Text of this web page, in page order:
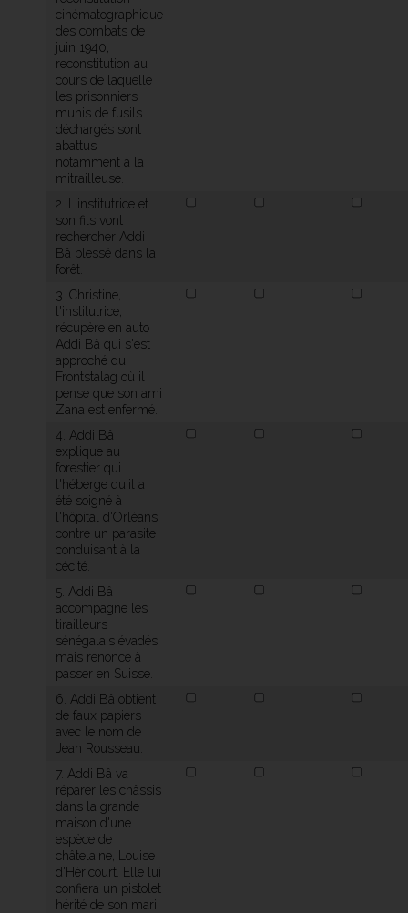
cinématographique
des combats de
juin 1940,
reconstitution au
cours de laquelle
les prisonniers
munis de fusils
déchargés sont
abattus
notamment à la
mitrailleuse.
2. L'institutrice et
son fils vont
rechercher Addi
Bâ blessé dans la
forêt.
3. Christine,
l'institutrice,
récupère en auto
Addi Bâ qui s'est
approché du
Frontstalag où il
pense que son ami
Zana est enfermé.
4. Addi Bâ
explique au
forestier qui
l'héberge qu'il a
été soigné à
l'hôpital d'Orléans
contre un parasite
conduisant à la
cécité.
5. Addi Bâ
accompagne les
tirailleurs
sénégalais évadés
mais renonce à
passer en Suisse.
6. Addi Bâ obtient
de faux papiers
avec le nom de
Jean Rousseau.
7. Addi Bâ va
réparer les châssis
dans la grande
maison d'une
espèce de
châtelaine, Louise
d'Héricourt. Elle lui
confiera un pistolet
hérité de son mari.